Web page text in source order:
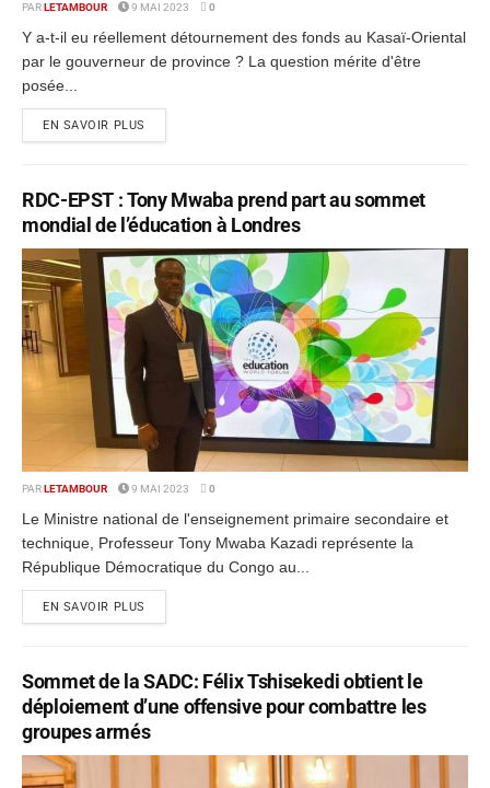
PAR LETAMBOUR 9 MAI 2023 0
Y a-t-il eu réellement détournement des fonds au Kasaï-Oriental
par le gouverneur de province ? La question mérite d'être
posée...
EN SAVOIR PLUS
RDC-EPST : Tony Mwaba prend part au sommet
mondial de l’éducation à Londres
PAR LETAMBOUR 9 MAI 2023 0
Le Ministre national de l'enseignement primaire secondaire et
technique, Professeur Tony Mwaba Kazadi représente la
République Démocratique du Congo au...
EN SAVOIR PLUS
Sommet de la SADC: Félix Tshisekedi obtient le
déploiement d’une offensive pour combattre les
groupes armés